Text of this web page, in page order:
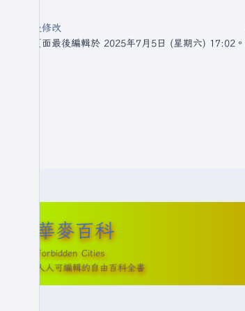
最後修改
此頁面最後編輯於 2025年7月5日 (星期六) 17:02。
華麥百科
Forbidden Cities
人人可編輯的自由百科全書